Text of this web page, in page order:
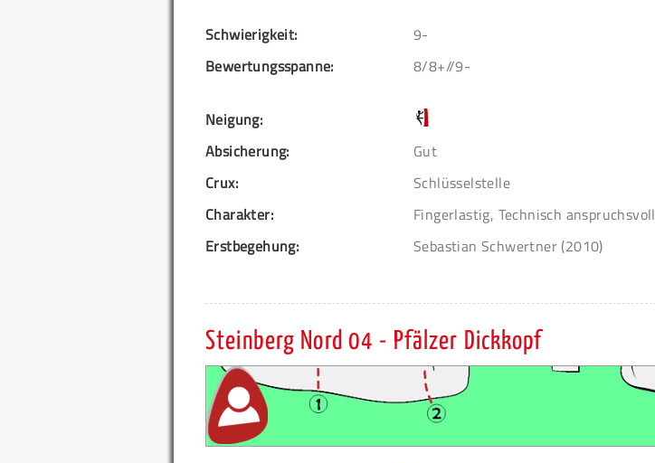
Schwierigkeit:
9-
Bewertungsspanne:
8/8+//9-
Neigung:
Absicherung:
Gut
Crux:
Schlüsselstelle
Charakter:
Fingerlastig, Technisch anspruchsvoll
Erstbegehung:
Sebastian Schwertner (2010)
Steinberg Nord 04 - Pfälzer Dickkopf